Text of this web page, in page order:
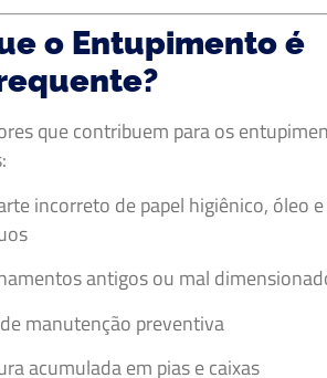
o Entupimento é
que contribuem para os
incorreto de papel higiênico, óleo e
antigos ou mal
manutenção preventiva
acumulada em pias e caixas